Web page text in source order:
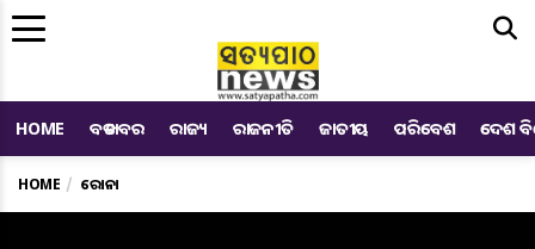
HOME ବଡ ଖବର ରାଜ୍ୟ ରାଜନୀତି ଜାତୀୟ ପରିବେଶ ଦେଶ
HOME କରୋନା